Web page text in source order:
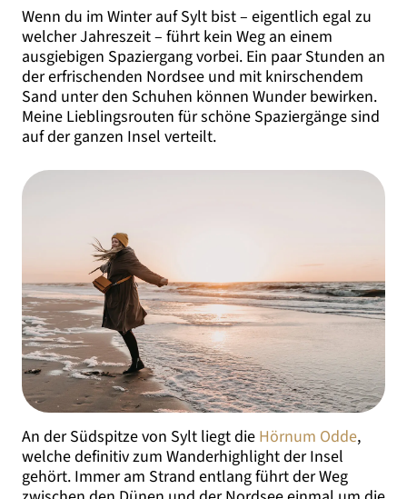
Wenn du im Winter auf Sylt bist – eigentlich egal zu
welcher Jahreszeit – führt kein Weg an einem
ausgiebigen Spaziergang vorbei. Ein paar Stunden an
der erfrischenden Nordsee und mit knirschendem
Sand unter den Schuhen können Wunder bewirken.
Meine Lieblingsrouten für schöne Spaziergänge sind
auf der ganzen Insel verteilt.
An der Südspitze von Sylt liegt die Hörnum Odde,
welche definitiv zum Wanderhighlight der Insel
gehört. Immer am Strand entlang führt der Weg